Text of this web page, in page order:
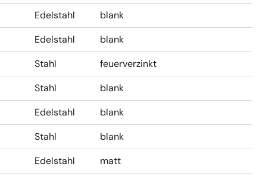
Edelstahl
blank
Edelstahl
blank
Stahl
feuerverzinkt
Stahl
blank
Edelstahl
blank
Stahl
blank
Edelstahl
matt